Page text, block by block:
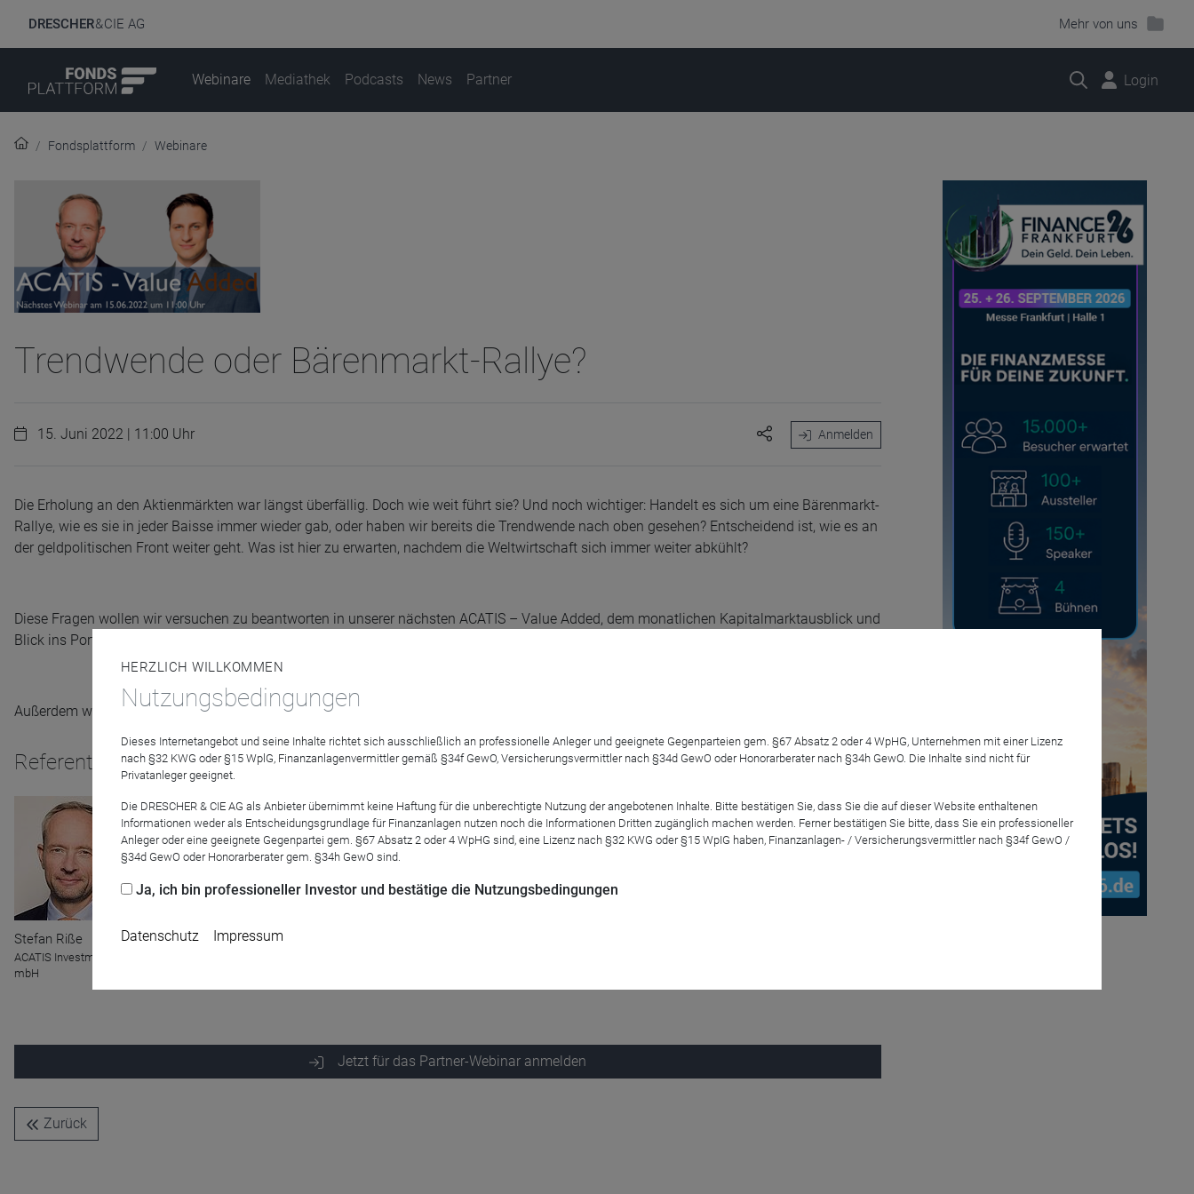
DRESCHER& CIE AG Mehr von uns
Suche Login
Webinare Mediathek Podcasts News Partner
Fondsplattform Webinare
Trendwende oder Bärenmarkt-Rallye?
15. Juni 2022 | 11:00 Uhr Anmelden
Die Erholung an den Aktienmärkten war längst überfällig. Doch wie weit führt sie? Und noch wichtiger: Handelt es sich um eine Bärenmarkt-
Rallye, wie es sie in jeder Baisse immer wieder gab, oder haben wir bereits die Trendwende nach oben gesehen? Entscheidend ist, wie es an
der geldpolitischen Front weiter geht. Was ist hier zu erwarten, nachdem die Weltwirtschaft sich immer weiter abkühlt?
Diese Fragen wollen wir versuchen zu beantworten in unserer nächsten ACATIS – Value Added, dem monatlichen Kapitalmarktausblick und
Blick ins Portfolio mit Stefan Riße und Johannes Hesche.
Außerdem werden wir aus dem Portfolio des ACATIS Aktien Global Fonds wieder einen Titel genauer unter die Lupe nehmen.
Referenten
Stefan Riße
ACATIS Investment KVG
mbH
Johannes Hesche
Jetzt für das Partner-Webinar anmelden
Zurück
HERZLICH WILLKOMMEN
Nutzungsbedingungen
Dieses Internetangebot und seine Inhalte richtet sich ausschließlich an professionelle Anleger und geeignete Gegenparteien gem. §67 Absatz 2 oder 4 WpHG, Unternehmen mit einer Lizenz
nach §32 KWG oder §15 WplG, Finanzanlagenvermittler gemäß §34f GewO, Versicherungsvermittler nach §34d GewO oder Honorarberater nach §34h GewO. Die Inhalte sind nicht für
Privatanleger geeignet.
Die DRESCHER & CIE AG als Anbieter übernimmt keine Haftung für die unberechtigte Nutzung der angebotenen Inhalte. Bitte bestätigen Sie, dass Sie die auf dieser Website enthaltenen
Informationen weder als Entscheidungsgrundlage für Finanzanlagen nutzen noch die Informationen Dritten zugänglich machen werden. Ferner bestätigen Sie bitte, dass Sie ein professioneller
Anleger oder eine geeignete Gegenpartei gem. §67 Absatz 2 oder 4 WpHG sind, eine Lizenz nach §32 KWG oder §15 WpIG haben, Finanzanlagen- / Versicherungsvermittler nach §34f GewO /
§34d GewO oder Honorarberater gem. §34h GewO sind.
Ja, ich bin professioneller Investor und bestätige die Nutzungsbedingungen
Datenschutz Impressum